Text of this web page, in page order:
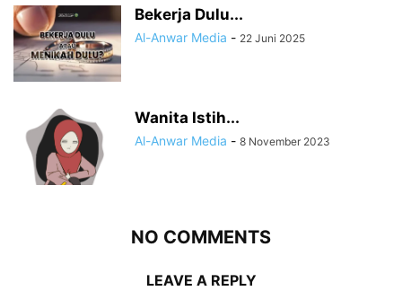
Bekerja Dulu...
Al-Anwar Media - 22 Juni 2025
Wanita Istih...
Al-Anwar Media - 8 November 2023
NO COMMENTS
LEAVE A REPLY